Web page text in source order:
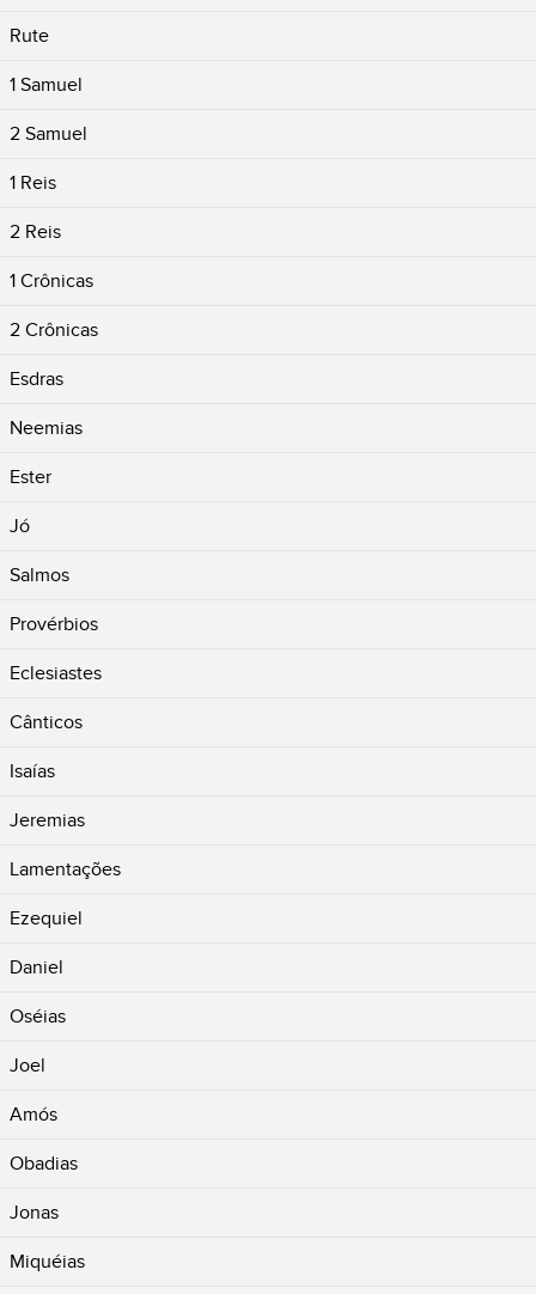
Rute
1 Samuel
2 Samuel
1 Reis
2 Reis
1 Crônicas
2 Crônicas
Esdras
Neemias
Ester
Jó
Salmos
Provérbios
Eclesiastes
Cânticos
Isaías
Jeremias
Lamentações
Ezequiel
Daniel
Oséias
Joel
Amós
Obadias
Jonas
Miquéias